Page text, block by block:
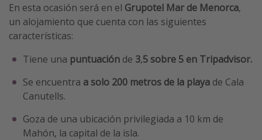
En esta ocasión será en el Grupotel Mar de Menorca,
un alojamiento que cuenta con las siguientes
características:
Tiene una puntuación de 3,5 sobre 5 en Tripadvisor.
Se encuentra a solo 200 metros de la playa de Cala
Canutells.
Goza de una ubicación privilegiada a 10 km de
Mahón, la capital de la isla.